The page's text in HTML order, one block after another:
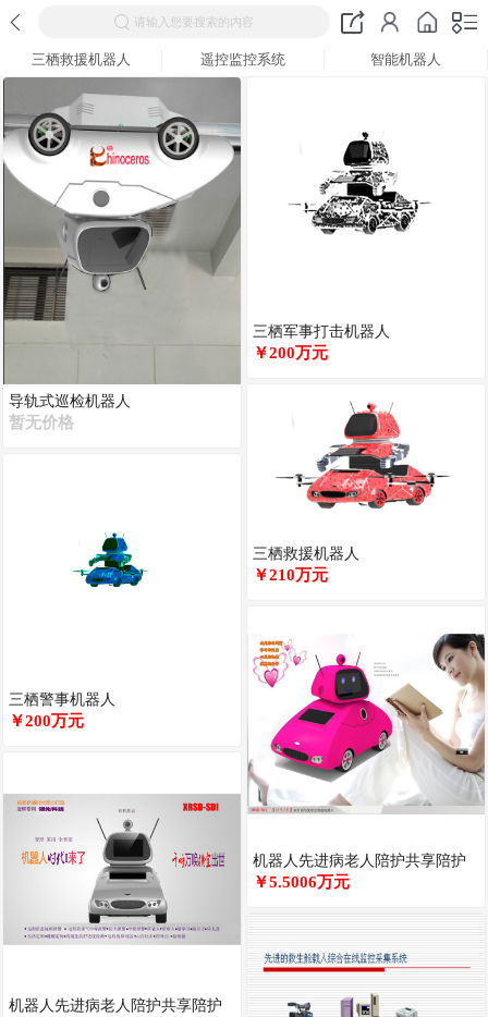
请输入您要搜索的内容
三栖救援机器人 遥控监控系统 智能机器人
导轨式巡检机器人
暂无价格
三栖警事机器人
￥200万元
机器人先进病老人陪护共享陪护
三栖军事打击机器人
￥200万元
三栖救援机器人
￥210万元
机器人先进病老人陪护共享陪护
+独家指派护工+根据定制服务收
￥5.5006万元